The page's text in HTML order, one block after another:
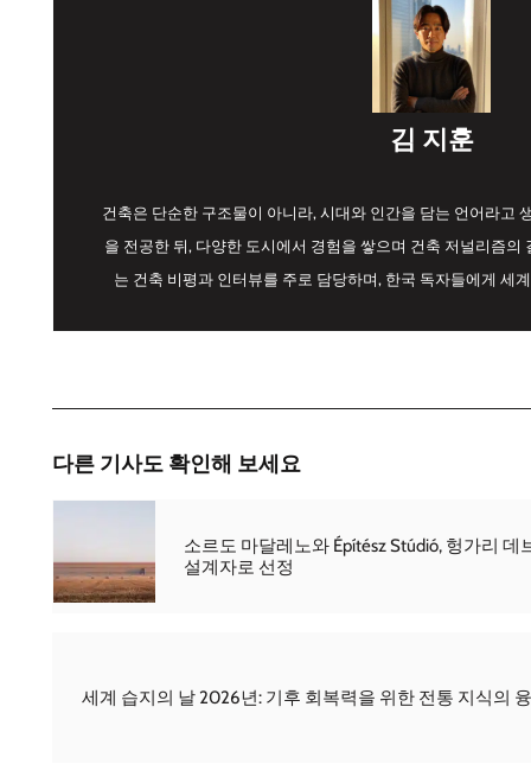
김 지훈
건축은 단순한 구조물이 아니라, 시대와 인간을 담는 언어라고
을 전공한 뒤, 다양한 도시에서 경험을 쌓으며 건축 저널리즘의
는 건축 비평과 인터뷰를 주로 담당하며, 한국 독자들에게 세
다른 기사도 확인해 보세요
소르도 마달레노와 Építész Stúdió, 헝가리
설계자로 선정
세계 습지의 날 2026년: 기후 회복력을 위한 전통 지식의